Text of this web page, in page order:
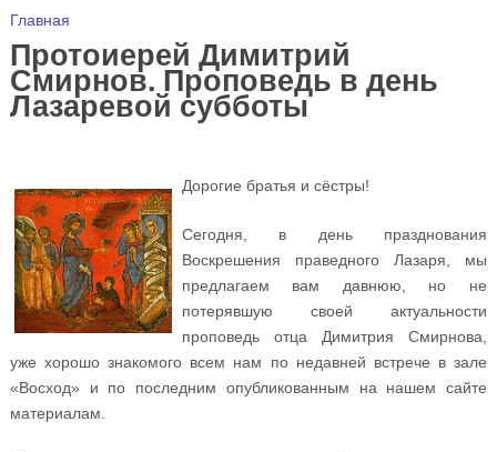
Вы здесь
Главная
Протоиерей Димитрий
Смирнов. Проповедь в день
Лазаревой субботы
Дорогие братья и сёстры!
Сегодня, в день празднования
Воскрешения праведного Лазаря, мы
предлагаем вам давнюю, но не
потерявшую своей актуальности
проповедь отца Димитрия Смирнова,
уже хорошо знакомого всем нам по недавней встрече в зале
«Восход» и по последним опубликованным на нашем сайте
материалам.